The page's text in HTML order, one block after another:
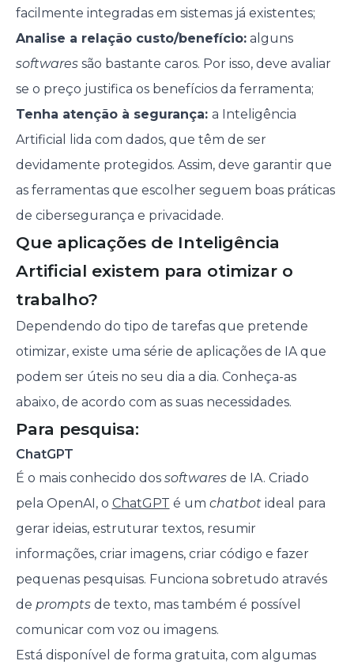
facilmente integradas em sistemas já existentes;
Analise a relação custo/benefício:alguns
softwaressão bastante caros. Por isso, deve avaliar
se o preço justifica os benefícios da ferramenta;
Tenha atenção à segurança: a Inteligência
Artificial lida com dados, que têm de ser
devidamente protegidos. Assim, deve garantir que
as ferramentas que escolher seguem boas práticas
de cibersegurança e privacidade.
Que aplicações de Inteligência
Artificial existem para otimizar o
trabalho?
Dependendo do tipo de tarefas que pretende
otimizar, existe uma série de aplicações de IA que
podem ser úteis no seu dia a dia. Conheça-as
abaixo, de acordo com as suas necessidades.
Para pesquisa:
ChatGPT
É o mais conhecido dos softwaresde IA. Criado
pela OpenAI, o ChatGPT é um chatbotideal para
gerar ideias, estruturar textos, resumir
informações, criar imagens, criar código e fazer
pequenas pesquisas. Funciona sobretudo através
de promptsde texto, mas também é possível
comunicar com voz ou imagens.
Está disponível de forma gratuita, com algumas